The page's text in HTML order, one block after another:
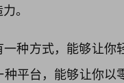
。
种方式，能够让你
平台，能够让你